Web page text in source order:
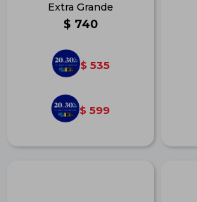
Extra Grande
$ 740
$ 535
$ 599